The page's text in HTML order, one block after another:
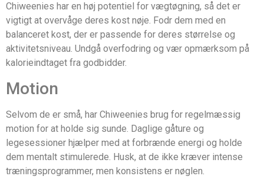
Chiweenies har en høj potentiel for vægtøgning, så det er
vigtigt at overvåge deres kost nøje. Fodr dem med en
balanceret kost, der er passende for deres størrelse og
aktivitetsniveau. Undgå overfodring og vær opmærksom på
kalorieindtaget fra godbidder.
Motion
Selvom de er små, har Chiweenies brug for regelmæssig
motion for at holde sig sunde. Daglige gåture og
legesessioner hjælper med at forbrænde energi og holde
dem mentalt stimulerede. Husk, at de ikke kræver intense
træningsprogrammer, men konsistens er nøglen.